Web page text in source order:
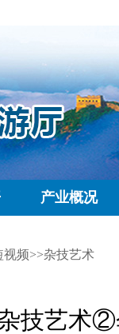
产业概况
视频>>杂技艺术
技艺术